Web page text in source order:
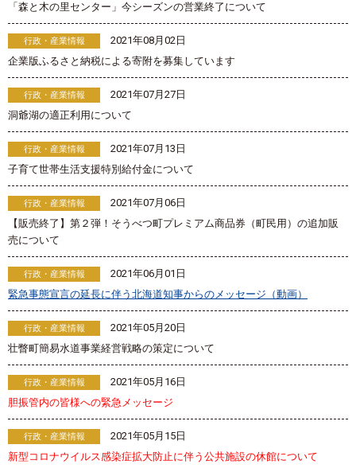
「森と木の里センター」今シーズンの営業終了について
行政・産業情報
2021年08月02日
企業版ふるさと納税による寄附を募集しています
行政・産業情報
2021年07月27日
洞爺湖の適正利用について
行政・産業情報
2021年07月13日
子育て世帯生活支援特別給付金について
行政・産業情報
2021年07月06日
【販売終了】第２弾！そうべつ町プレミアム商品券（町民用）の追加販
売について
行政・産業情報
2021年06月01日
緊急事態宣言の延長に伴う北海道知事からのメッセージ（動画）
行政・産業情報
2021年05月20日
壮瞥町簡易水道事業経営戦略の策定について
行政・産業情報
2021年05月16日
胆振管内の皆様への緊急メッセージ
行政・産業情報
2021年05月15日
新型コロナウイルス感染症拡大防止に伴う公共施設の休館について